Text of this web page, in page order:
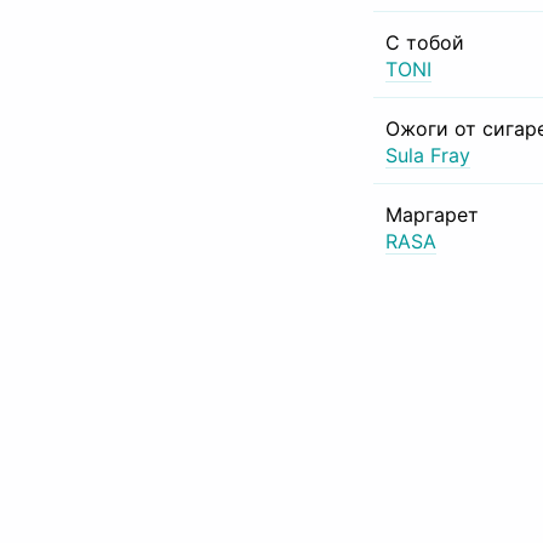
С тобой
TONI
Ожоги от
Sula Fray
Маргарет
RASA